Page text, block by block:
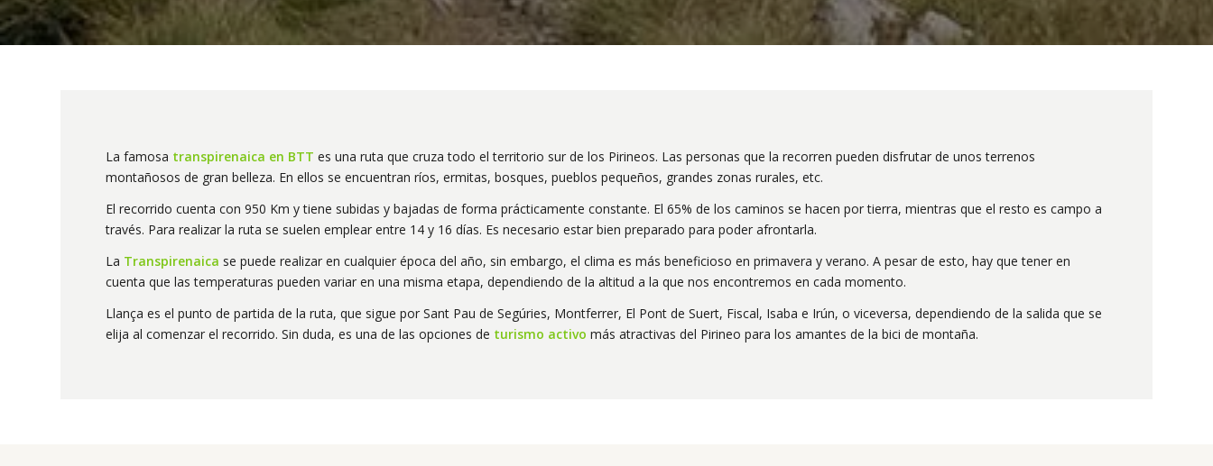
La famosa transpirenaica en BTT es una ruta que cruza todo el territorio sur de los Pirineos. Las personas que la recorren pueden disfrutar de unos terrenos
montañosos de gran belleza. En ellos se encuentran ríos, ermitas, bosques, pueblos pequeños, grandes zonas rurales, etc.
El recorrido cuenta con 950 Km y tiene subidas y bajadas de forma prácticamente constante. El 65% de los caminos se hacen por tierra, mientras que el resto es campo a
través. Para realizar la ruta se suelen emplear entre 14 y 16 días. Es necesario estar bien preparado para poder afrontarla.
La Transpirenaica se puede realizar en cualquier época del año, sin embargo, el clima es más beneficioso en primavera y verano. A pesar de esto, hay que tener en
cuenta que las temperaturas pueden variar en una misma etapa, dependiendo de la altitud a la que nos encontremos en cada momento.
Llança es el punto de partida de la ruta, que sigue por Sant Pau de Segúries, Montferrer, El Pont de Suert, Fiscal, Isaba e Irún, o viceversa, dependiendo de la salida que se
elija al comenzar el recorrido. Sin duda, es una de las opciones de turismo activo más atractivas del Pirineo para los amantes de la bici de montaña.